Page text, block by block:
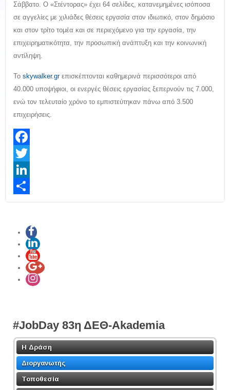
Σάββατο. Ο «Στέντορας» έχει 64 σελίδες, κατανεμημένες ισόποσα
σε αγγελίες με χιλιάδες θέσεις εργασία στον ιδιωτικό, στον δημόσιο
και στον τρίτο τομέα και σε περιεχόμενο για την εργασία, την
επιχειρηματικότητα, την προσωπική ανάπτυξη και την κοινωνική
αντίληψη.
Το skywalker.grεπισκέπτονται καθημερινά περισσότεροι από
40.000 υποψήφιοι, οι ενεργές θέσεις εργασίας ξεπερνούν τις 7.000,
ενώ τον τελευταίο χρόνο το εμπιστεύτηκαν πάνω από 3.500
επιχειρήσεις.
Facebook
Twitter
LinkedIn
Share
#JobDay 83η ΔΕΘ-Akademia
Η Δράση
Διοργανωτής
Τοποθεσία